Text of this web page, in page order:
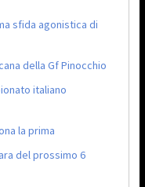
sfida agonistica di
della Gf Pinocchio
italiano
la prima
del prossimo 6